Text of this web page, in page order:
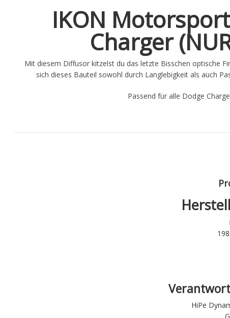
IKON
Charger
Mit diesem Diffusor kitzelst du das letzte Bisschen optische
sich dieses Bauteil sowohl durch Langlebigkeit als auch
Passend für alle Dodge
HiPe